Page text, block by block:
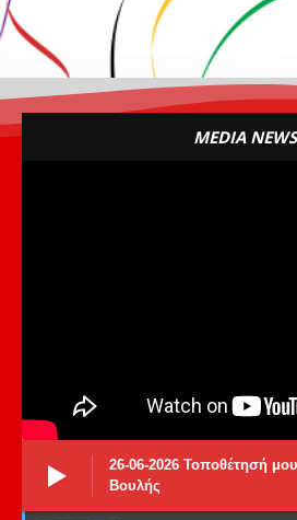
MEDIA NEWS
26-06-2026 Τοποθέτησή
Βουλής